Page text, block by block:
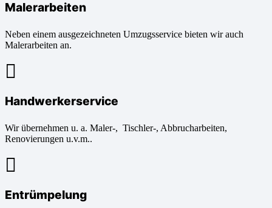
Malerarbeiten
Neben einem ausgezeichneten Umzugsservice bieten wir auch
Malerarbeiten an.
Handwerkerservice
Wir übernehmen u. a. Maler-, Tischler-, Abbrucharbeiten,
Renovierungen u.v.m..
Entrümpelung